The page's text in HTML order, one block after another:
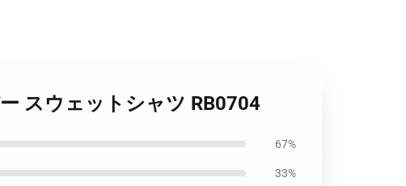
スウェットシャツ RB0704
67%
33%